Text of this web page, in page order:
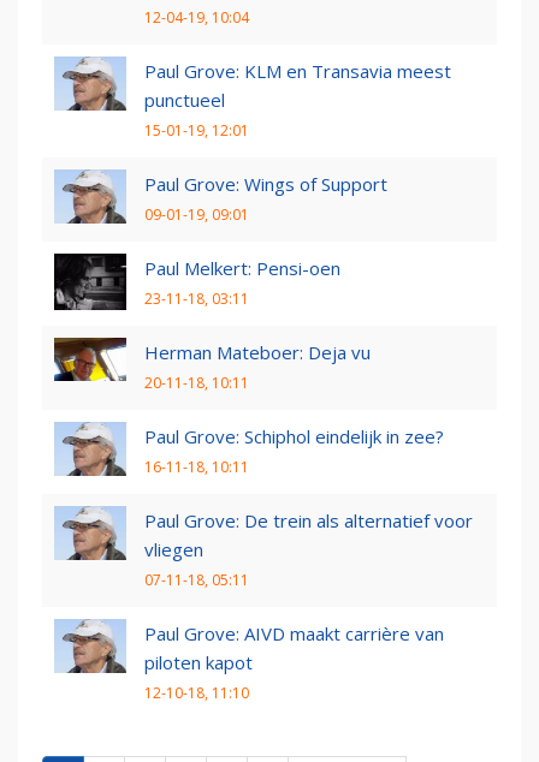
12-04-19, 10:04
Paul Grove: KLM en Transavia meest
punctueel
15-01-19, 12:01
Paul Grove: Wings of Support
09-01-19, 09:01
Paul Melkert: Pensi-oen
23-11-18, 03:11
Herman Mateboer: Deja vu
20-11-18, 10:11
Paul Grove: Schiphol eindelijk in zee?
16-11-18, 10:11
Paul Grove: De trein als alternatief voor
vliegen
07-11-18, 05:11
Paul Grove: AIVD maakt carrière van
piloten kapot
12-10-18, 11:10